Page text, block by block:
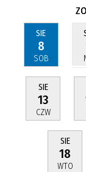
SIE
8
SOB
SIE
13
CZW
SIE
18
WTO